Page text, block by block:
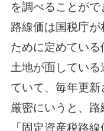
を調べることがで
路線価は国税庁
ために定めている
土地が面してい
ていて、毎年更新
厳密にいうと、
「固定資産税路